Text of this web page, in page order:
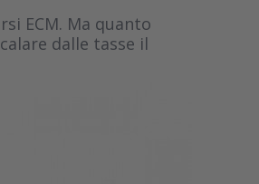
ECM. Ma quanto
dalle tasse il